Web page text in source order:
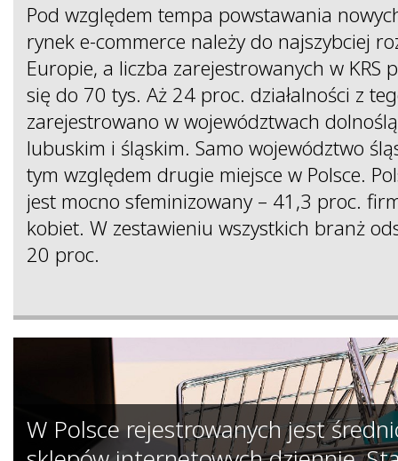
Pod względem tempa powstawania
rynek e-commerce należy do najszybciej
Europie, a liczba zarejestrowanych w KRS
się do 70 tys. Aż 24 proc. działalności z
zarejestrowano w województwach
lubuskim i śląskim. Samo województwo
tym względem drugie miejsce w Polsce.
jest mocno sfeminizowany – 41,3 proc.
kobiet. W zestawieniu wszystkich branż
20 proc.
W Polsce rejestrowanych jest